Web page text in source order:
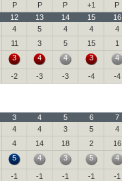
P P P +1 P
12 13 14 15 16
4 5 4 4 4
11 3 5 15 1
3 4 4 3 4
-2 -3 -3 -4 -4
3 4 5 6 7
4 4 3 5 4
4 14 18 2 16
5 4 3 5 4
-1 -1 -1 -1 -1